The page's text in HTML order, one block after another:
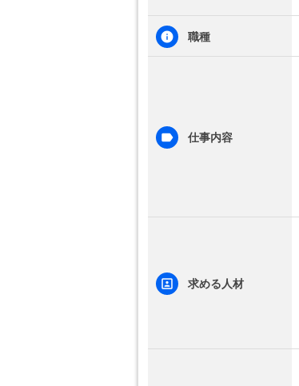
職種
仕事内容
求める人材